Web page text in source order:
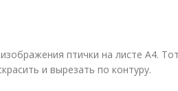
птички на листе А4.
и вырезать по контуру.